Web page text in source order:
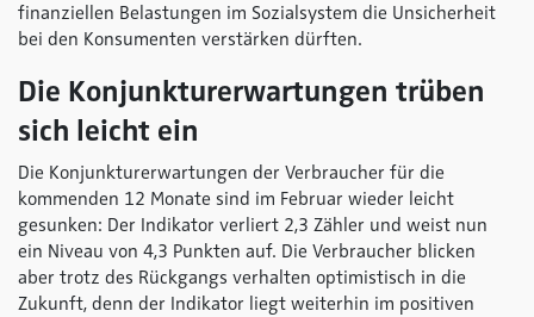
finanziellen Belastungen im Sozialsystem die Unsicherheit
bei den Konsumenten verstärken dürften.
Die Konjunkturerwartungen trüben
sich leicht ein
Die Konjunkturerwartungen der Verbraucher für die
kommenden 12 Monate sind im Februar wieder leicht
gesunken: Der Indikator verliert 2,3 Zähler und weist nun
ein Niveau von 4,3 Punkten auf. Die Verbraucher blicken
aber trotz des Rückgangs verhalten optimistisch in die
Zukunft, denn der Indikator liegt weiterhin im positiven